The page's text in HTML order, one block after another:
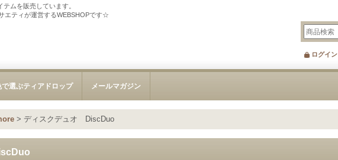
ムを販売しています。
エティが運営するWEBSHOPです☆
ログイン
で選ぶティアドロップ メールマガジン
> ディスクデュオ DiscDuo